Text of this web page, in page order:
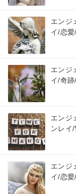
エンジ
イ/恋
エンジ
イ/奇跡
エンジ
ンレイ
エンジ
イ/恋愛